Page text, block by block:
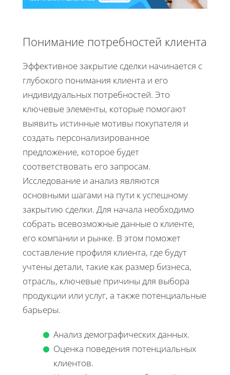
Понимание потребностей клиента
Эффективное закрытие сделки начинается с
глубокого понимания клиента и его
индивидуальных потребностей. Это
ключевые элементы, которые помогают
выявить истинные мотивы покупателя и
создать персонализированное
предложение, которое будет
соответствовать его запросам.
Исследование и анализ являются
основными шагами на пути к успешному
закрытию сделки. Для начала необходимо
собрать всевозможные данные о клиенте,
его компании и рынке. В этом поможет
составление профиля клиента, где будут
учтены детали, такие как размер бизнеса,
отрасль, ключевые причины для выбора
продукции или услуг, а также потенциальные
барьеры.
Анализ демографических данных.
Оценка поведения потенциальных
клиентов.